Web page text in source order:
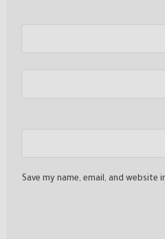
Save my name, email, and